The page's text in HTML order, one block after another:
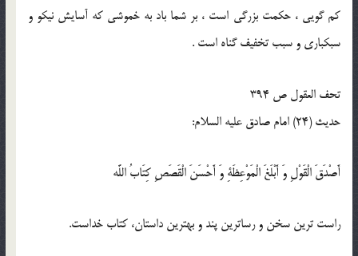
کم گویی ، حکمت بزرگی است ، بر شما باد به خموشی که آسایش نیکو و
سبکباری و سبب تخفیف گناه است .
تحف العقول ص 394
حدیث (24) امام صادق علیه السلام:
أَصْدَقَ الْقَوْلِ وَ أَبْلَغَ الْمَوْعِظَةِ وَ أَحْسَنَ الْقَصَصِ كِتَابُ اللَّه‏
راست ترين سخن و رساترين پند و بهترين داستان، كتاب خداست.